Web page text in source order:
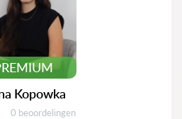
Kopowka
Beoordelingen:
0 beoordelingen